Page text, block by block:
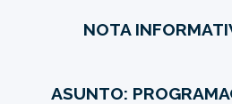
NOTA
ASUNTO: